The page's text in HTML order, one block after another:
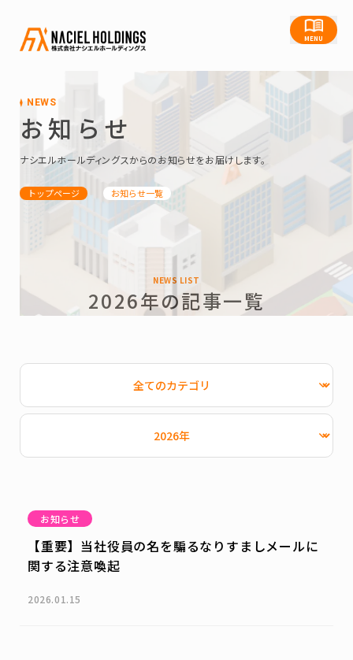
MENU
NEWS
お知らせ
ナシエルホールディングスからのお知らせをお届けします。
トップページ お知らせ一覧
NEWS LIST
2026年の記事一覧
お知らせ
【重要】当社役員の名を騙るなりすましメールに
関する注意喚起
2026.01.15